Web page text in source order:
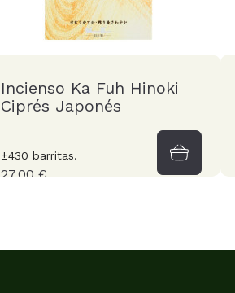
Incienso Ka Fuh Hinoki
Ciprés Japonés
±430 barritas.
27,00 €